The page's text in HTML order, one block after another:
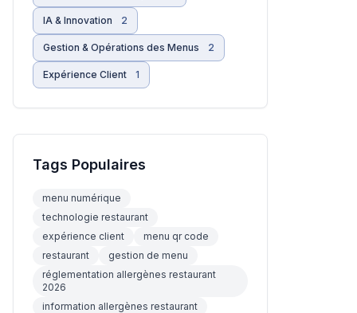
IA & Innovation 2
Gestion & Opérations des Menus 2
Expérience Client 1
Tags Populaires
menu numérique
technologie restaurant
expérience client
menu qr code
restaurant
gestion de menu
réglementation allergènes restaurant
2026
information allergènes restaurant